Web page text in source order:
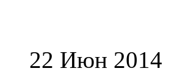
22 Июн 2014